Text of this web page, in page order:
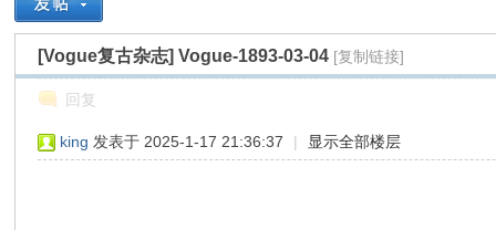
» › › ›
[Vogue复古杂志]Vogue-1893-03-04 [复制链接]
回复
king 发表于 2025-1-17 21:36:37 | 显示全部楼层